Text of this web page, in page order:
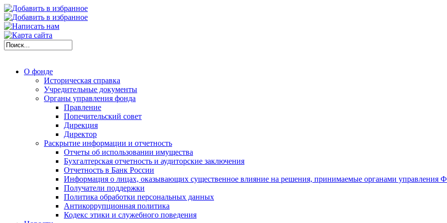
О фонде
Историческая справка
Учредительные документы
Органы управления фонда
Правление
Попечительский совет
Дирекция
Директор
Раскрытие информации и отчетность
Отчеты об использовании имущества
Бухгалтерская отчетность и аудиторские заключения
Отчетность в Банк России
Информация о лицах, оказывающих существенное влияние на решения, принимаемые органами управления
Получатели поддержки
Политика обработки персональных данных
Антикоррупционная политика
Кодекс этики и служебного поведения